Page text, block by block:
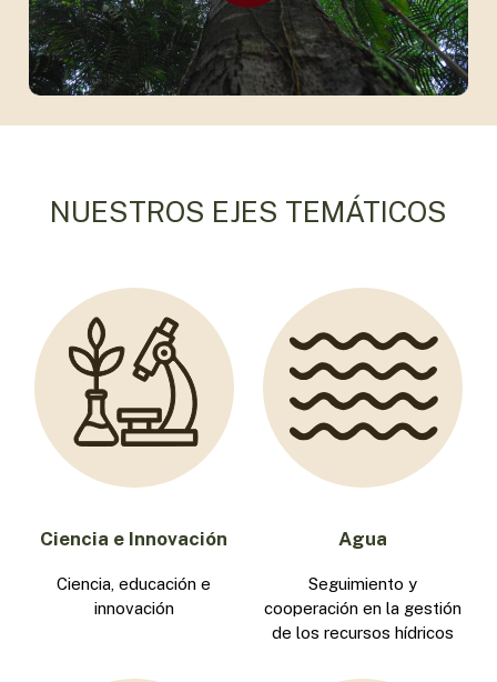
NUESTROS EJES TEMÁTICOS
Ciencia e Innovación
Ciencia, educación e
innovación
Agua
Seguimiento y
cooperación en la gestión
de los recursos hídricos